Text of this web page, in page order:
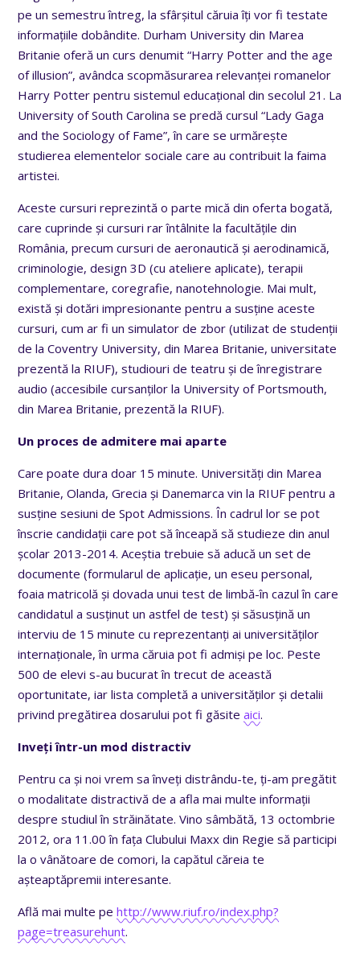
pe un semestru întreg, la sfârșitul căruia îți vor fi testate
informațiile dobândite. Durham University din Marea
Britanie oferă un curs denumit “Harry Potter and the age
of illusion”, avândca scopmăsurarea relevanței romanelor
Harry Potter pentru sistemul educațional din secolul 21. La
University of South Carolina se predă cursul “Lady Gaga
and the Sociology of Fame”, în care se urmărește
studierea elementelor sociale care au contribuit la faima
artistei.
Aceste cursuri reprezintă o parte mică din oferta bogată,
care cuprinde și cursuri rar întâlnite la facultățile din
România, precum cursuri de aeronautică și aerodinamică,
criminologie, design 3D (cu ateliere aplicate), terapii
complementare, coregrafie, nanotehnologie. Mai mult,
există și dotări impresionante pentru a susține aceste
cursuri, cum ar fi un simulator de zbor (utilizat de studenții
de la Coventry University, din Marea Britanie, universitate
prezentă la RIUF), studiouri de teatru și de înregistrare
audio (accesibile cursanților la University of Portsmouth,
din Marea Britanie, prezentă la RIUF).
Un proces de admitere mai aparte
Care poate dura doar 15 minute. Universități din Marea
Britanie, Olanda, Grecia și Danemarca vin la RIUF pentru a
susține sesiuni de Spot Admissions. În cadrul lor se pot
înscrie candidații care pot să înceapă să studieze din anul
școlar 2013-2014. Aceștia trebuie să aducă un set de
documente (formularul de aplicație, un eseu personal,
foaia matricolă și dovada unui test de limbă-în cazul în care
candidatul a susținut un astfel de test) și săsusțină un
interviu de 15 minute cu reprezentanți ai universităților
internaționale, în urma căruia pot fi admiși pe loc. Peste
500 de elevi s-au bucurat în trecut de această
oportunitate, iar lista completă a universităților și detalii
privind pregătirea dosarului pot fi găsiteaici.
Inveți într-un mod distractiv
Pentru ca și noi vrem sa înveți distrându-te, ți-am pregătit
o modalitate distractivă de a afla mai multe informații
despre studiul în străinătate. Vino sâmbătă, 13 octombrie
2012, ora 11.00 în fața Clubului Maxx din Regie să participi
la o vânătoare de comori, la capătul căreia te
așteaptăpremii interesante.
Află mai multe pehttp://www.riuf.ro/index.php?
page=treasurehunt.